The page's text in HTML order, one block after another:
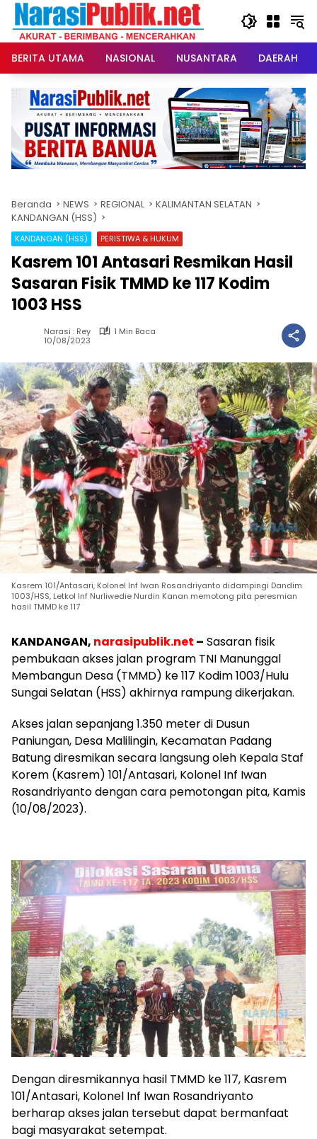
Langsung
konten
BERITA UTAMA
NASIONAL NUSANTARA DAERAH
Beranda NEWS REGIONAL
KALIMANTAN SELATAN
KANDANGAN (HSS)
KANDANGAN (HSS) PERISTIWA & HUKUM
Kasrem 101 Antasari Resmikan Hasil
Sasaran Fisik TMMD ke 117 Kodim
1003 HSS
Narasi : Rey
1 Min Baca
10/08/2023
Kasrem 101/Antasari, Kolonel Inf Iwan Rosandriyanto didampingi Dandim
1003/HSS, Letkol Inf Nurliwedie Nurdin Kanan memotong pita peresmian
hasil TMMD ke 117
KANDANGAN, narasipublik.net – Sasaran fisik
pembukaan akses jalan program TNI Manunggal
Membangun Desa (TMMD) ke 117 Kodim 1003/Hulu
Sungai Selatan (HSS) akhirnya rampung dikerjakan.
Akses jalan sepanjang 1.350 meter di Dusun
Paniungan, Desa Malilingin, Kecamatan Padang
Batung diresmikan secara langsung oleh Kepala Staf
Korem (Kasrem) 101/Antasari, Kolonel Inf Iwan
Rosandriyanto dengan cara pemotongan pita, Kamis
(10/08/2023).
Dengan diresmikannya hasil TMMD ke 117, Kasrem
101/Antasari, Kolonel Inf Iwan Rosandriyanto
berharap akses jalan tersebut dapat bermanfaat
bagi masyarakat setempat.